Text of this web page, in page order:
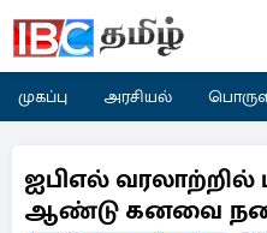
முகப்பு அரசியல்
ஐபிஎல் வரலாற்றில்
ஆண்டு கனவை